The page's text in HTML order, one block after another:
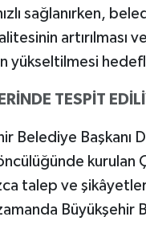
sağlanırken,
artırılması
yükseltilmesi
TESPİT
Belediye Başkanı
kurulan
talep ve
Büyükşehir